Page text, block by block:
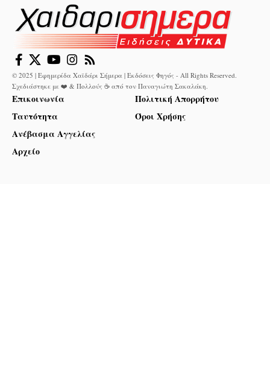
© 2025 | Εφημερίδα Χαϊδάρι Σήμερα | Εκδόσεις Φηγός - All Rights Reserved.
Σχεδιάστηκε με ❤️ & Πολλούς ☕ από τον Παναγιώτη Σακαλάκη
Επικοινωνία
Ταυτότητα
Ανέβασμα Αγγελίας
Αρχείο
Πολιτική Απορρήτου
Όροι Χρήσης